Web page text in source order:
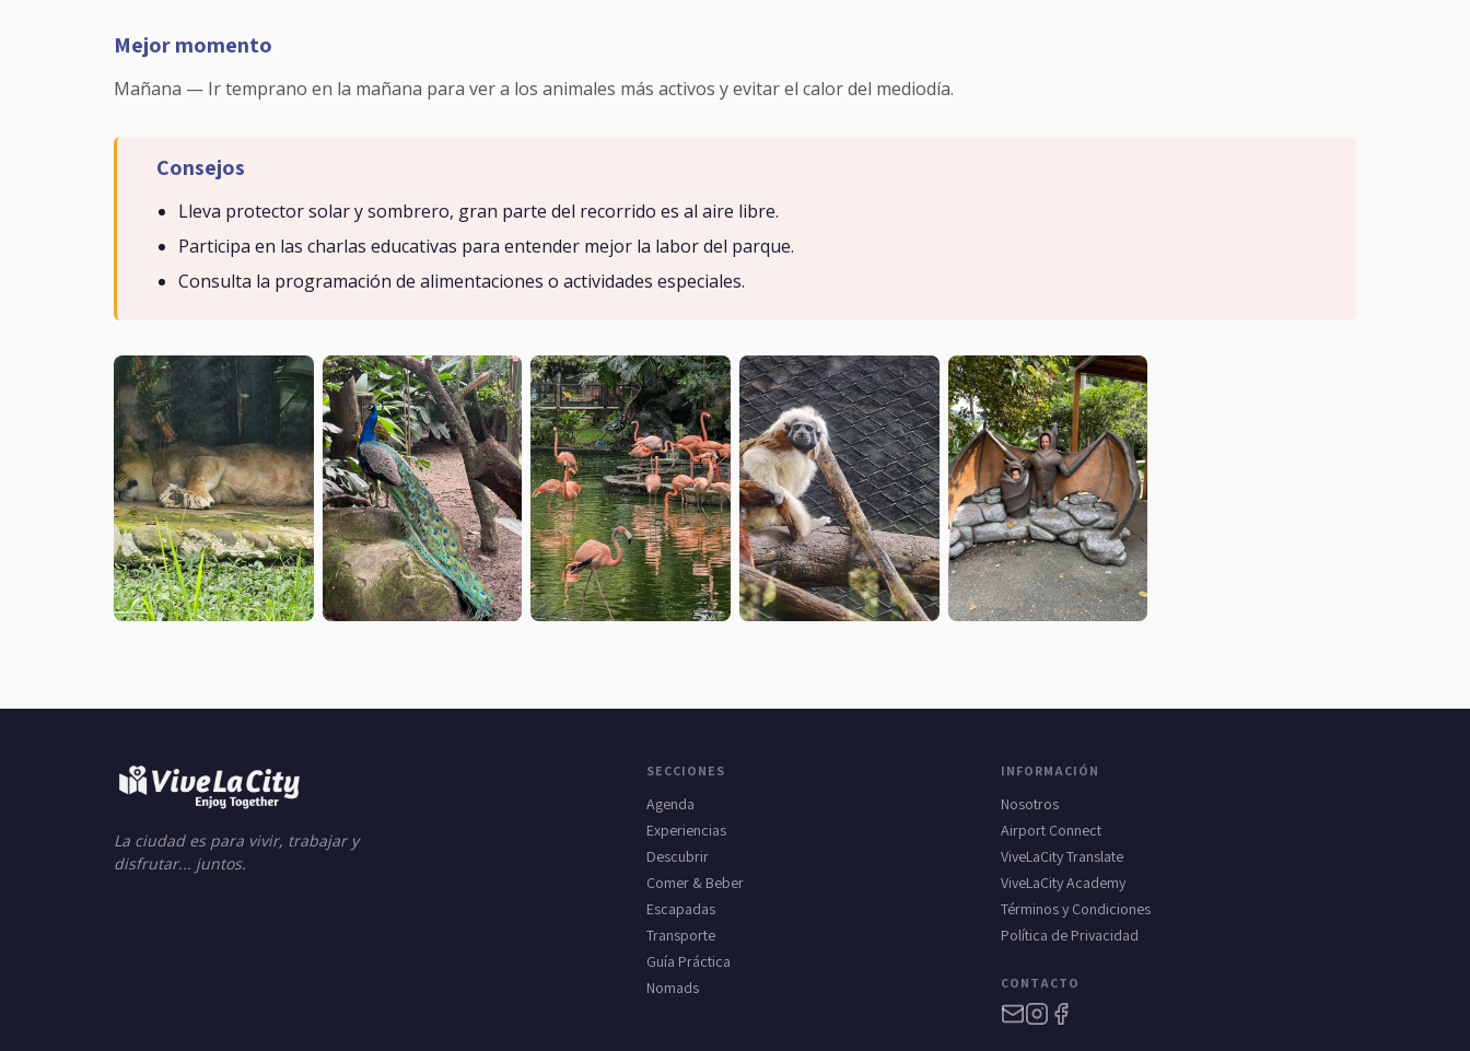
Mejor momento
Mañana — Ir temprano en la mañana para ver a los animales más activos y evitar el calor del mediodía.
Consejos
Lleva protector solar y sombrero, gran parte del recorrido es al aire libre.
Participa en las charlas educativas para entender mejor la labor del parque.
Consulta la programación de alimentaciones o actividades especiales.
La ciudad es para vivir, trabajar y
disfrutar... juntos.
SECCIONES
Agenda
Experiencias
Descubrir
Comer & Beber
Escapadas
Transporte
Guía Práctica
Nomads
INFORMACIÓN
Nosotros
Airport Connect
ViveLaCity Translate
ViveLaCity Academy
Términos y Condiciones
Política de Privacidad
CONTACTO